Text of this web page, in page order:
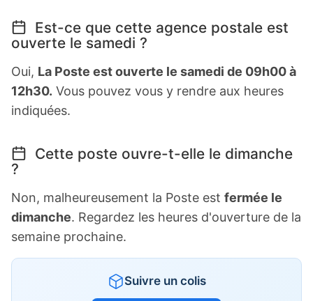
Est-ce que cette agence postale est
ouverte le samedi ?
Oui, La Poste est ouverte le samedi de 09h00 à
12h30. Vous pouvez vous y rendre aux heures
indiquées.
Cette poste ouvre-t-elle le dimanche
?
Non, malheureusement la Poste est fermée le
dimanche. Regardez les heures d'ouverture de la
semaine prochaine.
Suivre un colis